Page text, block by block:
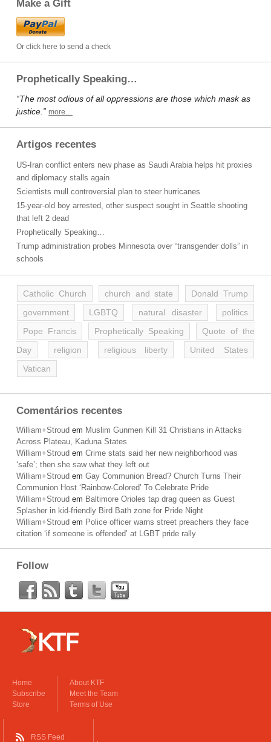
Make a Gift
Or click here to send a check
Prophetically Speaking…
“The most odious of all oppressions are those which mask as
justice.” more…
Artigos recentes
US-Iran conflict enters new phase as Saudi Arabia helps hit proxies
and diplomacy stalls again
Scientists mull controversial plan to steer hurricanes
15-year-old boy arrested, other suspect sought in Seattle shooting
that left 2 dead
Prophetically Speaking…
Trump administration probes Minnesota over “transgender dolls” in
schools
Catholic Church church and state
Donald Trump
government
LGBTQ natural disaster
politics
Pope Francis
Prophetically Speaking
Quote of the
Day
religion religious liberty
United States
Vatican
Comentários recentes
William+Stroud em Muslim Gunmen Kill 31 Christians in Attacks
Across Plateau, Kaduna States
William+Stroud em Crime stats said her new neighborhood was
‘safe’; then she saw what they left out
William+Stroud em Gay Communion Bread? Church Turns Their
Communion Host ‘Rainbow-Colored’ To Celebrate Pride
William+Stroud em Baltimore Orioles tap drag queen as Guest
Splasher in kid-friendly Bird Bath zone for Pride Night
William+Stroud em Police officer warns street preachers they face
citation ‘if someone is offended’ at LGBT pride rally
Follow
Home
Subscribe
Store
About KTF
Meet the Team
Terms of Use
RSS Feed